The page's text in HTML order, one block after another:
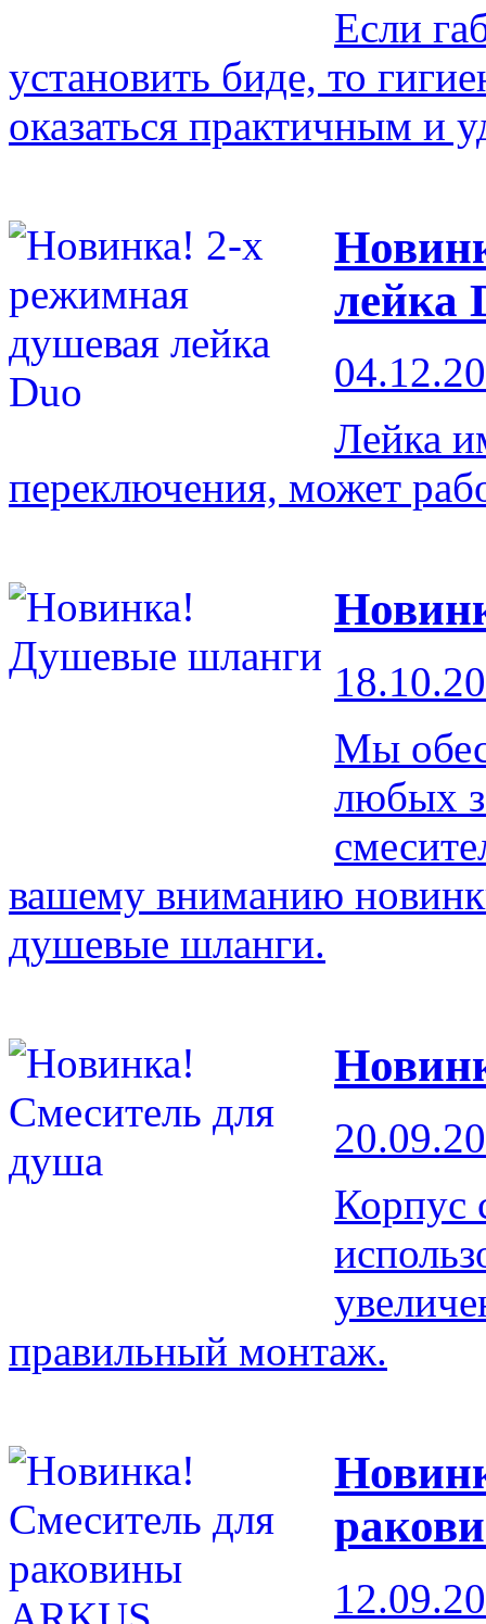
Если
установить биде, то
оказаться практичным и
лейка
Лейка
переключения, может
Мы
любых
вашему вниманию
душевые шланги.
Корпус
правильный монтаж.